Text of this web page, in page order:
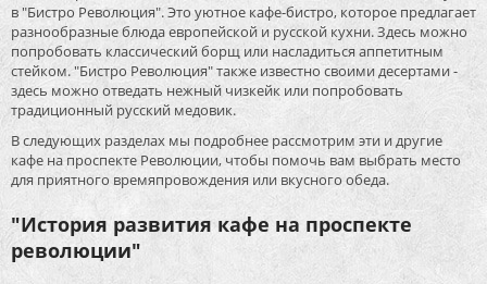
в "Бистро Революция". Это уютное кафе-бистро, которое предлагает
разнообразные блюда европейской и русской кухни. Здесь можно
попробовать классический борщ или насладиться аппетитным
стейком. "Бистро Революция" также известно своими десертами -
здесь можно отведать нежный чизкейк или попробовать
традиционный русский медовик.
В следующих разделах мы подробнее рассмотрим эти и другие
кафе на проспекте Революции, чтобы помочь вам выбрать место
для приятного времяпровождения или вкусного обеда.
"История развития кафе на проспекте
революции"